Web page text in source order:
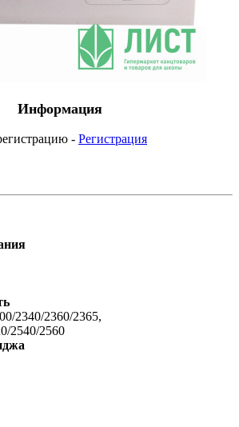
Информация
- Регистрация
2340/2360/2365,
2540/2560